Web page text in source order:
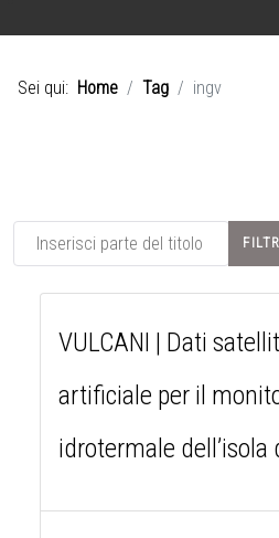
Sei qui: Home Tag ingv
Inserisci parte del titolo
VULCANI | Dati
artificiale per il
idrotermale dell’isola